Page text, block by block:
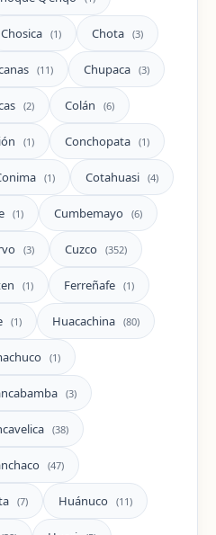
Chosica (1) Chota (3)
(11) Chupaca (3)
(2) Colán (6)
(1) Conchopata (1)
(1) Cotahuasi (4)
(1) Cumbemayo (6)
(3) Cuzco (352)
(1) Ferreñafe (1)
(1) Huacachina (80)
(1)
(3)
(38)
(47)
(7) Huánuco (11)